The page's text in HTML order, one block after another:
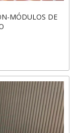
MÓDULOS DE